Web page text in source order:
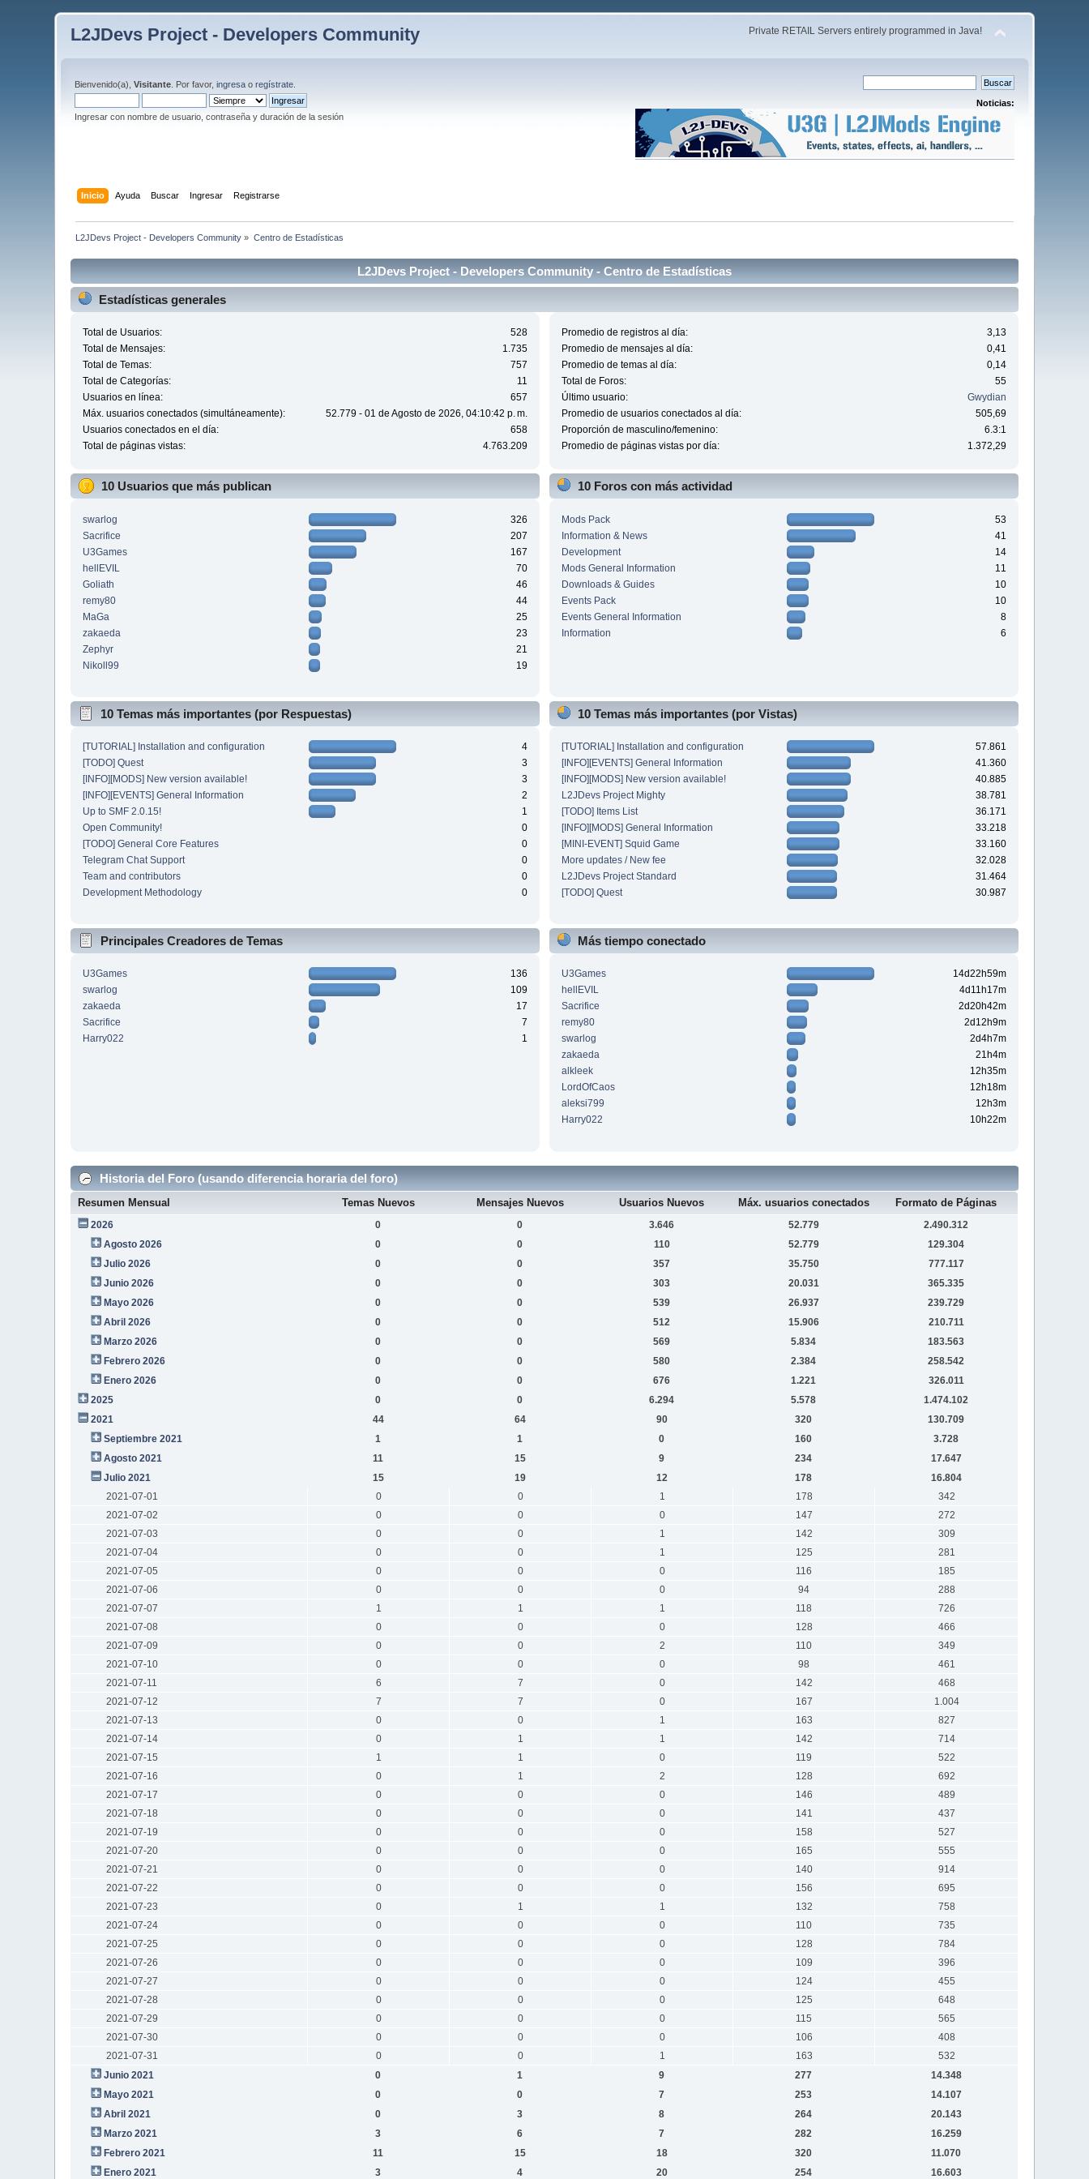
L2JDevs Project - Developers Community Private RETAIL Servers entirely programmed in Java!
Bienvenido(a),Visitante . Por favor,ingresa oregístrate
Ingresar con nombre de usuario, contraseña y duración de la sesión
Noticias:
Inicio Ayuda Buscar Ingresar Registrarse
L2JDevs Project - Developers Community » Centro de Estadísticas
L2JDevs Project - Developers Community - Centro de Estadísticas
Estadísticas generales
Total de Usuarios:
528
Total de Mensajes:
1.735
Total de Temas:
757
Total de Categorías:
11
Usuarios en línea:
657
Máx. usuarios conectados (simultáneamente):
52.779 - 01 de Agosto de 2026, 04:10:42 p. m.
Usuarios conectados en el día:
658
Total de páginas vistas:
4.763.209
Promedio de registros al día:
3,13
Promedio de mensajes al día:
0,41
Promedio de temas al día:
0,14
Total de Foros:
55
Último usuario:
Gwydian
Promedio de usuarios conectados al día:
505,69
Proporción de masculino/femenino:
6.3:1
Promedio de páginas vistas por día:
1.372,29
10 Usuarios que más publican
swarlog
326
Sacrifice
207
U3Games
167
hellEVIL
70
Goliath
46
remy80
44
MaGa
25
zakaeda
23
Zephyr
21
Nikoll99
19
10 Foros con más actividad
Mods Pack
53
Information & News
41
Development
14
Mods General Information
11
Downloads & Guides
10
Events Pack
10
Events General Information
8
Information
6
10 Temas más importantes (por Respuestas)
[TUTORIAL] Installation and configuration
4
[TODO] Quest
3
[INFO][MODS] New version available!
3
[INFO][EVENTS] General Information
2
Up to SMF 2.0.15!
1
Open Community!
0
[TODO] General Core Features
0
Telegram Chat Support
0
Team and contributors
0
Development Methodology
0
10 Temas más importantes (por Vistas)
[TUTORIAL] Installation and configuration
57.861
[INFO][EVENTS] General Information
41.360
[INFO][MODS] New version available!
40.885
L2JDevs Project Mighty
38.781
[TODO] Items List
36.171
[INFO][MODS] General Information
33.218
[MINI-EVENT] Squid Game
33.160
More updates / New fee
32.028
L2JDevs Project Standard
31.464
[TODO] Quest
30.987
Principales Creadores de Temas
U3Games
136
swarlog
109
zakaeda
17
Sacrifice
7
Harry022
1
Más tiempo conectado
U3Games
14d22h59m
hellEVIL
4d11h17m
Sacrifice
2d20h42m
remy80
2d12h9m
swarlog
2d4h7m
zakaeda
21h4m
alkleek
12h35m
LordOfCaos
12h18m
aleksi799
12h3m
Harry022
10h22m
Historia del Foro (usando diferencia horaria del foro)
Resumen Mensual Temas Nuevos Mensajes Nuevos Usuarios Nuevos Máx. usuarios conectados Formato de Páginas
2026 0 0 3.646 52.779
2.490.312
Agosto 2026
0 0 110 52.779
129.304
Julio 2026
0 0 357 35.750
777.117
Junio 2026
0 0 303 20.031
365.335
Mayo 2026
0 0 539 26.937
239.729
Abril 2026
0 0 512 15.906
210.711
Marzo 2026
0 0 569 5.834
183.563
Febrero 2026
0 0 580 2.384
258.542
Enero 2026
0 0 676 1.221
326.011
2025
0 0 6.294 5.578
1.474.102
2021
44 64 90 320
130.709
Septiembre 2021
1 1 0 160
3.728
Agosto 2021
11 15 9 234
17.647
Julio 2021
15 19 12 178
16.804
2021-07-01
0 0 1 178
342
2021-07-02
0 0 0 147
272
2021-07-03
0 0 1 142
309
2021-07-04
0 0 1 125
281
2021-07-05
0 0 0 116
185
2021-07-06
0 0 0 94
288
2021-07-07
1 1 1 118
726
2021-07-08
0 0 0 128
466
2021-07-09
0 0 2 110
349
2021-07-10
0 0 0 98
461
2021-07-11
6 7 0 142
468
2021-07-12
7 7 0 167
1.004
2021-07-13
0 0 1 163
827
2021-07-14
0 1 1 142
714
2021-07-15
1 1 0 119
522
2021-07-16
0 1 2 128
692
2021-07-17
0 0 0 146
489
2021-07-18
0 0 0 141
437
2021-07-19
0 0 0 158
527
2021-07-20
0 0 0 165
555
2021-07-21
0 0 0 140
914
2021-07-22
0 0 0 156
695
2021-07-23
0 1 1 132
758
2021-07-24
0 0 0 110
735
2021-07-25
0 0 0 128
784
2021-07-26
0 0 0 109
396
2021-07-27
0 0 0 124
455
2021-07-28
0 0 0 125
648
2021-07-29
0 0 0 115
565
2021-07-30
0 0 0 106
408
2021-07-31
0 0 1 163
532
Junio 2021
0 1 9 277
14.348
Mayo 2021
0 0 7 253
14.107
Abril 2021
0 3 8 264
20.143
Marzo 2021
3 6 7 282
16.259
Febrero 2021
11 15 18 320
11.070
Enero 2021
3 4 20 254 16.603